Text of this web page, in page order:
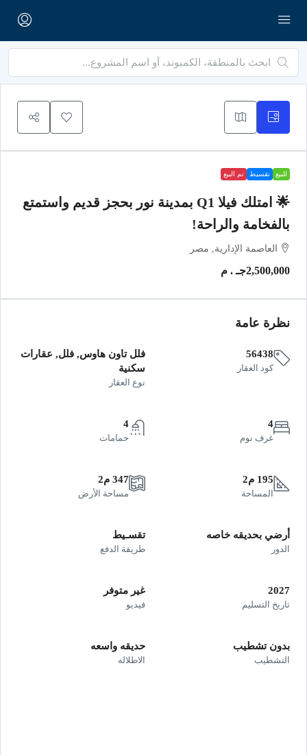
للبيع تقسيط تم البيع
🌟 امتلك فيلا Q1 بمدينة نور بحجز قديم واستمتع
بالفخامة والراحة!
العاصمة الإدارية, مصر
2,500,000جـ . م
نظرة عامة
56438
كود العقار
فلل تاون هاوس, فلل, عقارات
سكنية
نوع العقار
4
غرف نوم
4
حمامات
195 م2
المساحة
347 م2
مساحة الأرض
أرضي بحديقه خاصه
الدور
تقسـيط
طريقة الدفع
2027
تاريخ التسليم
غير متوفر
فيديو
بدون تشطيب
التشطيب
حديقه واسعه
الاطلاله